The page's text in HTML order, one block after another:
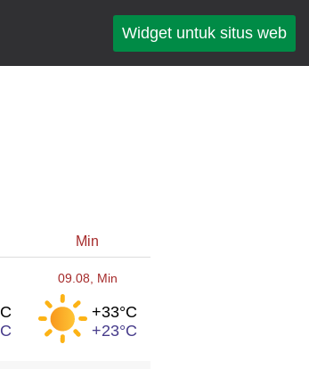
Widget untuk situs web
Min
C
C
09.08 , Min
+33°C
+23°C